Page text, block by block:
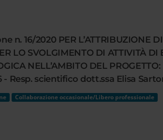
n. 16/2020 PER L’ATTRIBUZIONE
LO SVOLGIMENTO DI ATTIVITÀ
NELL’AMBITO DEL
- Resp. scientifico dott.ssa Elisa
Collaborazione occasionale/Libero professionale